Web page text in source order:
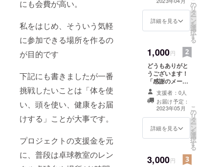
にも会費が高い。
私をはじめ、そういう気軽
に参加できる場所を作るの
が目的です
下記にも書きましたが一番
挑戦したいことは「体を使
い、頭を使い、健康をお届
けする」ことが大事です。
プロジェクトの支援金を元
に、普段は卓球教室のレン
協力があり
ました。
詳細を見る
の
リ
タ
ー
ン
を
選
択
す
る
1,000円
どうもありがと
うございます！
「感謝のメール
を送ります！」
「支援金により
開催されたイベ
ント、教室につ
いてその写真も
お送りしま
支援者：0人
お届け予定：
2023年05月
詳細を見る
こ
の
リ
タ
ー
ン
を
選
択
す
る
3,000円